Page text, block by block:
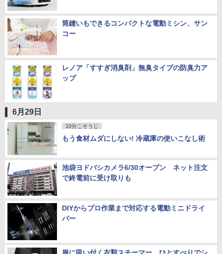
筒縫いもできるコンパクトな電動ミシン、サン
コー
レノア「すすぎ消臭剤」無臭タイプの防臭力ア
ップ
6月29日
10分こそうじ
もう食材ムダにしない! 冷蔵庫の使いこなし術
池袋ヨドバシカメラ6/30オープン ネット注文
で終電前に受け取りも
DIYからプロ作業まで対応する電動ミニドライ
バー